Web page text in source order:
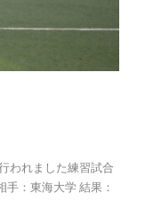
われました練習試合
：東海大学 結果：